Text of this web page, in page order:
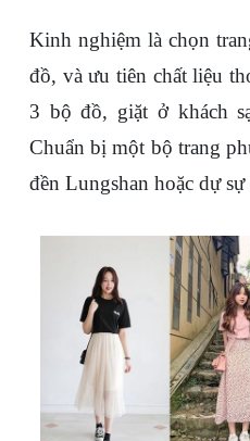
Kinh nghiệm là chọn
đồ, và ưu tiên chất liệu
3 bộ đồ, giặt ở khách
Chuẩn bị một bộ trang
đền Lungshan hoặc dự sự